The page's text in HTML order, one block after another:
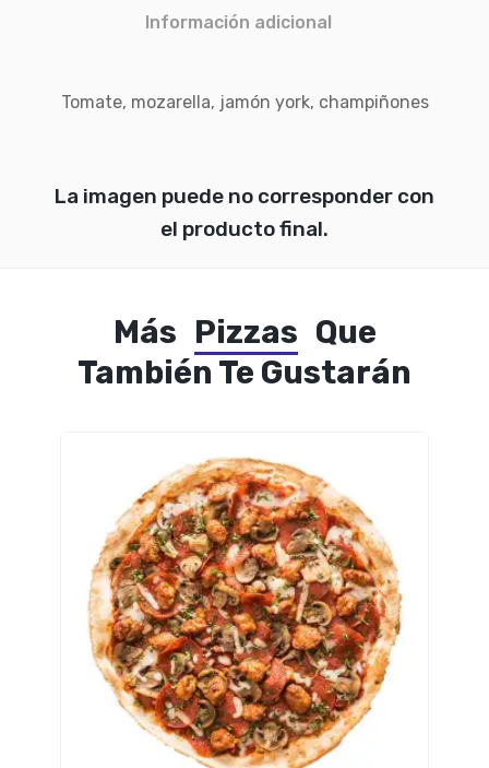
Información adicional
Tomate, mozarella, jamón york, champiñones
La imagen puede no corresponder con
el producto final.
Más Pizzas Que
También Te Gustarán